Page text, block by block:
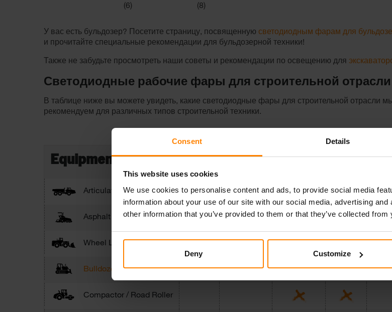
Consent Details
This website uses cookies
We use cookies to personalise content and ads, to provide social media
information about your use of our site with our social media, advertising
other information that you’ve provided to them or that they’ve collected
Deny Customize
(6)
(8)
У вас есть бульдозер? Посетите страницу, посвященную светодиодным фарам для
и прочитайте специальные рекомендации для бульдозерной техники!
Также не забудьте просмотреть наши советы и рекомендации по освещению для
Светодиодные рабочие фары для строительной отрасли
В таблице ниже вы можете увидеть, какие светодиодные фары для строительной отрасли
рекомендуем для различных типов строительной техники.
Equipment GEMINI
SCORPIUS
SCORPIUS
PICTOR
Articulated Truck
Asphalt Track Paver
Wheel Loader
Bulldozer / Track Dozer
Compactor / Road Roller